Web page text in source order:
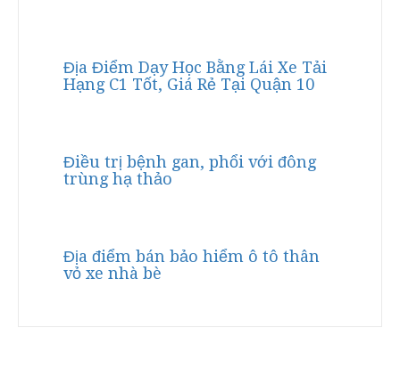
Địa Điểm Dạy Học Bằng Lái Xe Tải
Hạng C1 Tốt, Giá Rẻ Tại Quận 10
Điều trị bệnh gan, phổi với đông
trùng hạ thảo
Địa điểm bán bảo hiểm ô tô thân
vỏ xe nhà bè